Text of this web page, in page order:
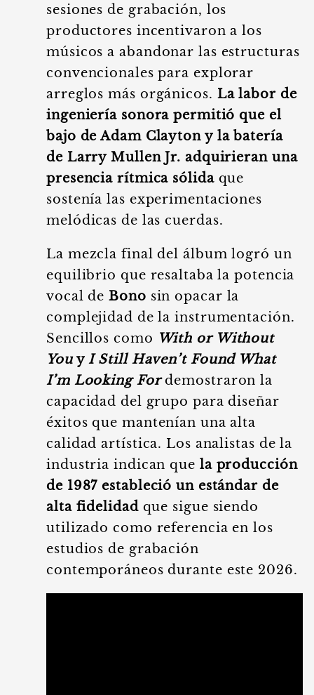
sesiones de grabación, los
productores incentivaron a los
músicos a abandonar las estructuras
convencionales para explorar
arreglos más orgánicos. La labor de
ingeniería sonora permitió que el
bajo de Adam Clayton y la batería
de Larry Mullen Jr. adquirieran una
presencia rítmica sólidaque
sostenía las experimentaciones
melódicas de las cuerdas.
La mezcla final del álbum logró un
equilibrio que resaltaba la potencia
vocal deBono sin opacar la
complejidad de la instrumentación.
Sencillos como With or Without
YouyI Still Haven’t Found What
I’m Looking Fordemostraron la
capacidad del grupo para diseñar
éxitos que mantenían una alta
calidad artística. Los analistas de la
industria indican que la producción
de 1987 estableció un estándar de
alta fidelidadque sigue siendo
utilizado como referencia en los
estudios de grabación
contemporáneos durante este 2026.